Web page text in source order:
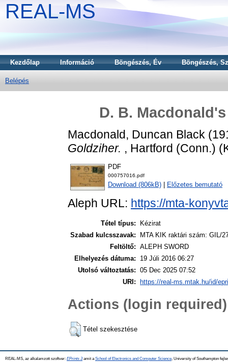
REAL-MS
Kezdőlap Információ Böngészés, Év Böngészés,
Belépés
D. B.
Macdonald, Duncan Black
Goldziher. , Hartford (Conn.)
PDF
000757016.pdf
Download (806kB) Előzetes bemutató
Aleph URL: https://mta-
Tétel típus:
Kézirat
Szabad kulcsszavak:
MTA KIK raktári szám: GIL/
Feltöltő: ALEPH SWORD
Elhelyezés dátuma:
19 Júli 2016 06:27
Utolsó változtatás: 05 Dec 2025 07:52
URI:
https://real-ms.mtak.hu/id/
Actions (login required)
Tétel szekesztése
REAL-MS, az alkalamzott szoftver: EPrints 3amit a School of Electronics and Computer Science , University of Southampton